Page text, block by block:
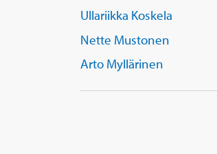
Ullariikka Koskela
Nette Mustonen
Arto Myllärinen